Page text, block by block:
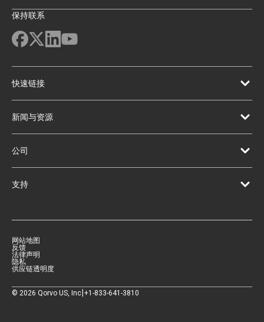
保持联系
快速链接
新闻与资源
公司
支持
网站地图
反馈
法律声明
隐私
供应链透明度
© 2026 Qorvo US, Inc|+1-833-641-3810